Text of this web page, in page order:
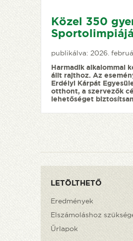
Közel 350
publikálva: 2026.
Harmadik alkalommal
állt rajthoz. Az
Erdélyi Kárpát
otthont, a szervezők
lehetőséget
LETÖLTHETŐ
Eredmények
Elszámoláshoz
Űrlapok